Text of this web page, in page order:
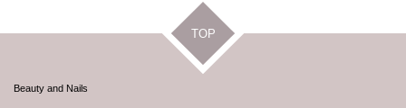
TOP
Beauty and Nails